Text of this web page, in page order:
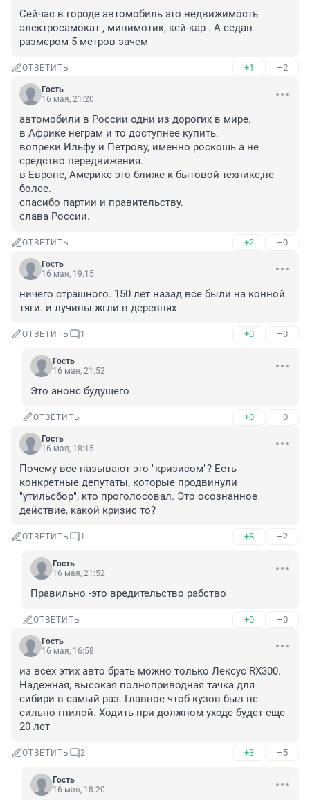
Сейчас в городе автомобиль это недвижимость
электросамокат , минимотик, кей-кар . А седан
размером 5 метров зачем
ОТВЕТИТЬ +1 –2
Гость
16 мая, 21:20
автомобили в России одни из дорогих в мире.
в Африке неграм и то доступнее купить.
вопреки Ильфу и Петрову, именно роскошь а не
средство передвижения.
в Европе, Америке это ближе к бытовой технике,не
более.
спасибо партии и правительству.
слава России.
ОТВЕТИТЬ +2 –0
Гость
16 мая, 19:15
ничего страшного. 150 лет назад все были на конной
тяги. и лучины жгли в деревнях
ОТВЕТИТЬ 1 +0 –0
Гость
16 мая, 21:52
Это анонс будущего
ОТВЕТИТЬ +0 –0
Гость
16 мая, 18:15
Почему все называют это "кризисом"? Есть
конкретные депутаты, которые продвинули
"утильсбор", кто проголосовал. Это осознанное
действие, какой кризис то?
ОТВЕТИТЬ 1 +8 –2
Гость
16 мая, 21:52
Правильно -это вредительство рабство
ОТВЕТИТЬ +0 –0
Гость
16 мая, 16:58
из всех этих авто брать можно только Лексус RX300.
Надежная, высокая полноприводная тачка для
сибири в самый раз. Главное чтоб кузов был не
сильно гнилой. Ходить при должном уходе будет еще
20 лет
ОТВЕТИТЬ 2 +3 –5
Гость
16 мая, 18:20